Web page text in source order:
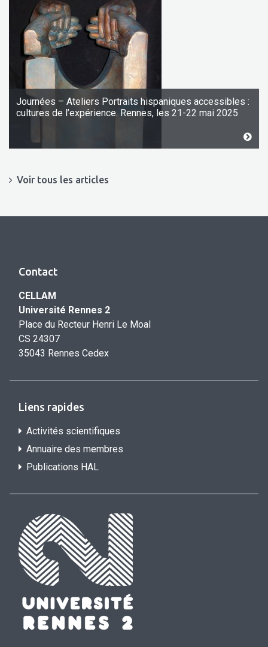
Journées – Ateliers Portraits hispaniques accessibles :
cultures de l’expérience. Rennes, les 21-22 mai 2025
Voir tous les articles
Contact
CELLAM
Université Rennes 2
Place du Recteur Henri Le Moal
CS 24307
35043 Rennes Cedex
Liens rapides
Activités scientifiques
Annuaire des membres
Publications HAL